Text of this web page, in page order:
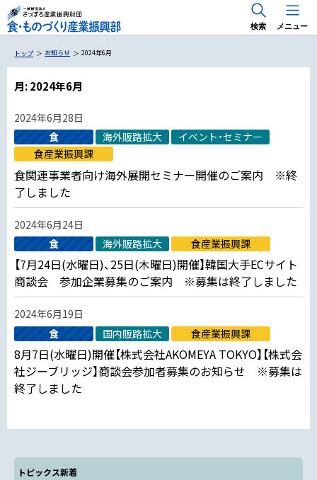
メニュー
国内 出展支援・商談会
海外 出展支援・商談会
RE 北 RE HOKKAIDO FOODS
食のトレンドマーケティング「Trema」
専門家派遣事業
海外展開のためのお役立ち情報
専門家派遣・アドバイザー派遣
検索
トップ お知らせ 2024年6月
月:2024年6月
2024年6月28日
食
海外販路拡大
イベント・セミナー
食産業振興課
食関連事業者向け海外展開セミナー開催のご案内 ※終
了しました
2024年6月24日
食
海外販路拡大 食産業振興課
【7月24日(水曜日)、25日(木曜日)開催】韓国大手ECサイト
商談会 参加企業募集のご案内 ※募集は終了しました
2024年6月19日
食
国内販路拡大 食産業振興課
8月7日(水曜日)開催【株式会社AKOMEYA TOKYO】【株式会
社ジーブリッジ】商談会参加者募集のお知らせ ※募集は
終了しました
トピックス新着